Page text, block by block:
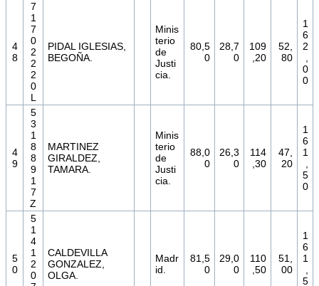
4
8
7
1
7
0
2
2
2
0
L
PIDAL IGLESIAS,
BEGOÑA.
Minis
terio
de
Justi
cia.
80,5
0
28,7
0
109
,20
52,
80
1
6
2
0
0
4
9
5
3
1
8
8
9
1
7
Z
MARTINEZ
GIRALDEZ,
TAMARA.
Minis
terio
de
Justi
cia.
88,0
0
26,3
0
114
,30
47,
20
1
6
1
5
0
5
0
5
1
4
1
2
0
CALDEVILLA
GONZALEZ,
OLGA.
Madr
id.
81,5
0
29,0
0
110
,50
51,
00
1
6
1
5